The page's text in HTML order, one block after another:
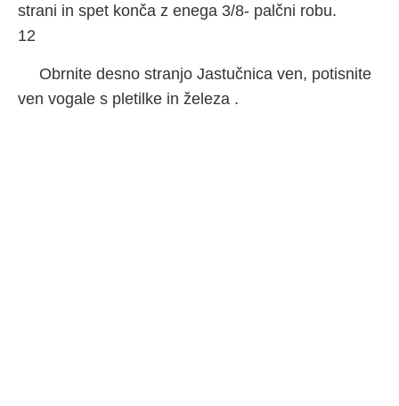
strani in spet konča z enega 3/8- palčni robu.
12
Obrnite desno stranjo Jastučnica ven, potisnite
ven vogale s pletilke in železa .